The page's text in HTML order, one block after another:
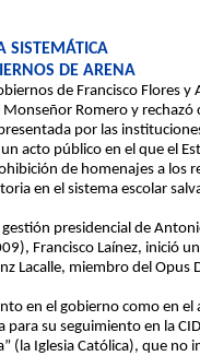
SISTEMÁTICA
DE ARENA
de Francisco Flores y
Romero y
por las
acto público en el que el
de homenajes a los
en el sistema escolar
presidencial de
Francisco Laínez, inició
Lacalle, miembro del Opus
en el gobierno como en
para su seguimiento en la
(la Iglesia Católica), que